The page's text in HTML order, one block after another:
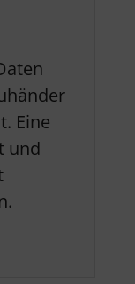
Eine
und